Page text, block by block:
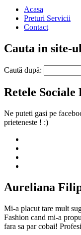
Acasa
Preturi Servicii
Contact
Cauta in site-
Caută după:
Retele Sociale
Ne puteti gasi pe
prieteneste ! :)
Aureliana
Mi-a placut tare mult
Fashion cand mi-a
fara sa par cobai!